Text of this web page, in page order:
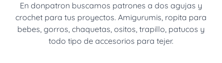
En donpatron buscamos patrones a dos agujas y
crochet para tus proyectos. Amigurumis, ropita para
bebes, gorros, chaquetas, ositos, trapillo, patucos y
todo tipo de accesorios para tejer.